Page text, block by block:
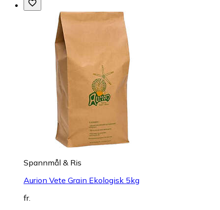
Spannmål & Ris
Aurion Vete Grain Ekologisk 5kg
fr.